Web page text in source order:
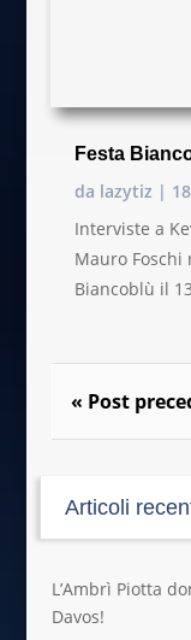
Festa
da lazytiz |
Interviste a
Mauro Foschi
Biancoblù il
« Post
Articoli
L’Ambrì Piotta
Davos!